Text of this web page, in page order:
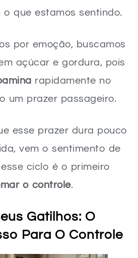
que estamos sentindo.
por emoção, buscamos
açúcar e gordura, pois
rapidamente no
um prazer passageiro.
esse prazer dura pouco
vem o sentimento de
ciclo é o primeiro
o controle.
Gatilhos: O
Para O Controle